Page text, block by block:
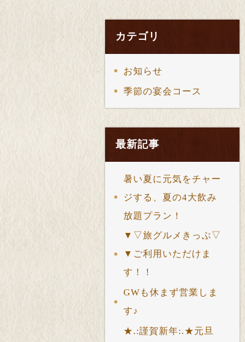
カテゴリ
お知らせ
季節の宴会コース
最新記事
暑い夏に元気をチャー
ジする、夏の4大飲み
放題プラン！
▼▽旅グルメきっぷ▽
▼ご利用いただけま
す！！
GWも休まず営業しま
す♪
★.:謹賀新年:.★元旦